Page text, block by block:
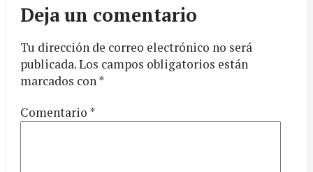
Deja un comentario
Tu dirección de correo electrónico no será
publicada.Los campos obligatorios están
marcados con*
Comentario *